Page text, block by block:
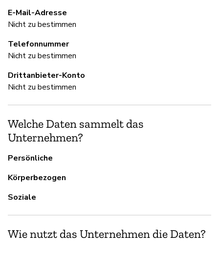
E-Mail-Adresse
Nicht zu bestimmen
Telefonnummer
Nicht zu bestimmen
Drittanbieter-Konto
Nicht zu bestimmen
Welche Daten sammelt das
Unternehmen?
Persönliche
Körperbezogen
Soziale
Wie nutzt das Unternehmen die Daten?